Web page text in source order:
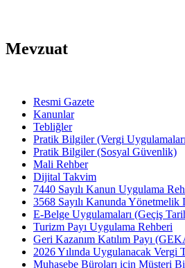
Mevzuat
Resmi Gazete
Kanunlar
Tebliğler
Pratik Bilgiler (Vergi
Pratik Bilgiler (Sosyal Güvenlik)
Mali Rehber
Dijital Takvim
7440 Sayılı Kanun Uygulama
3568 Sayılı Kanunda
E-Belge Uygulamaları (Geçiş
Turizm Payı Uygulama Rehberi
Geri Kazanım Katılım Payı
2026 Yılında Uygulanacak Vergi
Muhasebe Büroları için Müşteri